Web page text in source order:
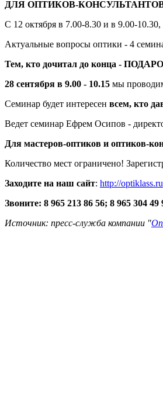
ДЛЯ ОПТИКОВ-
С 12 октября в 7.00-8.30 и в 9.00-
Актуальные вопросы оптики - 4
Тем, кто дочитал до конца -
28 сентября в 9.00 - 10.15 мы
Семинар будет интересен всем, кто
Ведет семинар Ефрем Осипов -
Для мастеров-оптиков и оптиков-
Количество мест ограничено!
Заходите на наш сайт: http://optiklass.ru
Звоните: 8 965 213 86 56; 8 965 304 49
Источник: пресс-служба компании "